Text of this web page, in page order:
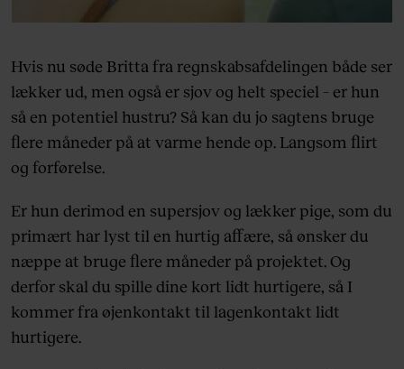
Hvis nu søde Britta fra regnskabsafdelingen både ser
lækker ud, men også er sjov og helt speciel – er hun
så en potentiel hustru? Så kan du jo sagtens bruge
flere måneder på at varme hende op. Langsom flirt
og forførelse.
Er hun derimod en supersjov og lækker pige, som du
primært har lyst til en hurtig affære, så ønsker du
næppe at bruge flere måneder på projektet. Og
derfor skal du spille dine kort lidt hurtigere, så I
kommer fra øjenkontakt til lagenkontakt lidt
hurtigere.